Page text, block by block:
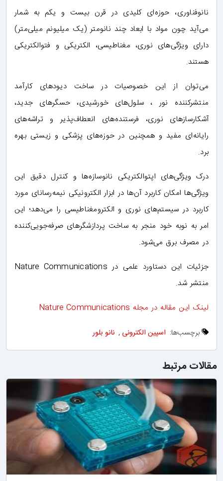
نانوفناوری، حوزه‌ای کلیدی در قرن بیست و یکم به شمار
می‌آید چون مواد با ابعاد چند نانومتر (یک میلیونم میلی‌متر)
دارای ویژگی‌های نوری، مغناطیسی، الکتریکی و فتوالکتریکی
هستند.
می‌توان از این خصوصیات در ساخت دیودهای کارآمد
منتشرکننده نور ، سلول‌های خورشیدی، حسگرهای جدید،
آشکارسازهای نوری، فرستنده‌های انعطاف‌پذیر و تراشه‌های
رایانه‌ای مفید و همچنین در حوزه‌های پزشکی و زیستی بهره
برد.
درک ویژگی‌های اپتوالکتریکی نانوسازه‌ها و کنترل دقیق این
ویژگی‌ها امکان کاربرد آن‌ها در ابزار الکترونیکی نیمه‌رسانای مورد
کاربرد در سیستم‌های نوری و الکترومغناطیسی را می‌دهد؛ این
امر به نوبه خود منجر به ساخت پردازشگرهای صرفه‌جویی‌کننده
در مصرف برق می‌شود.
جزئیات این دستاورد علمی در Nature Communications
منتشر شد.
لینک این مقاله در مجله Nature Communications
برچسب‌ها: اسپین الکترونی , نانو بلور
مقالات مرتبط